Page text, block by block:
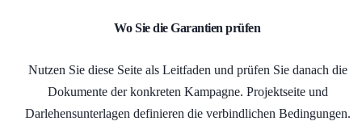
Wo Sie die Garantien prüfen
Nutzen Sie diese Seite als Leitfaden und prüfen Sie danach die
Dokumente der konkreten Kampagne. Projektseite und
Darlehensunterlagen definieren die verbindlichen Bedingungen.